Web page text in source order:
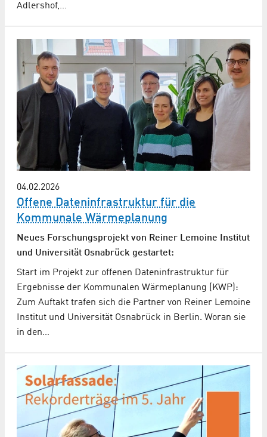
Adlershof,…
04.02.2026
Offene Dateninfrastruktur für die
Kommunale Wärmeplanung
Neues Forschungsprojekt von Reiner Lemoine Institut
und Universität Osnabrück gestartet:
Start im Projekt zur offenen Dateninfrastruktur für
Ergebnisse der Kommunalen Wärmeplanung (KWP):
Zum Auftakt trafen sich die Partner von Reiner Lemoine
Institut und Universität Osnabrück in Berlin. Woran sie
in den…